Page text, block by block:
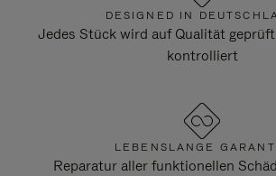
DESIGNED IN
Jedes Stück wird auf Qualität
kontrolliert
LEBENSLANGE
Reparatur aller funktionellen